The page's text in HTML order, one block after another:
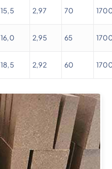
15,5 2,97 70
16,0 2,95 65
18,5 2,92 60